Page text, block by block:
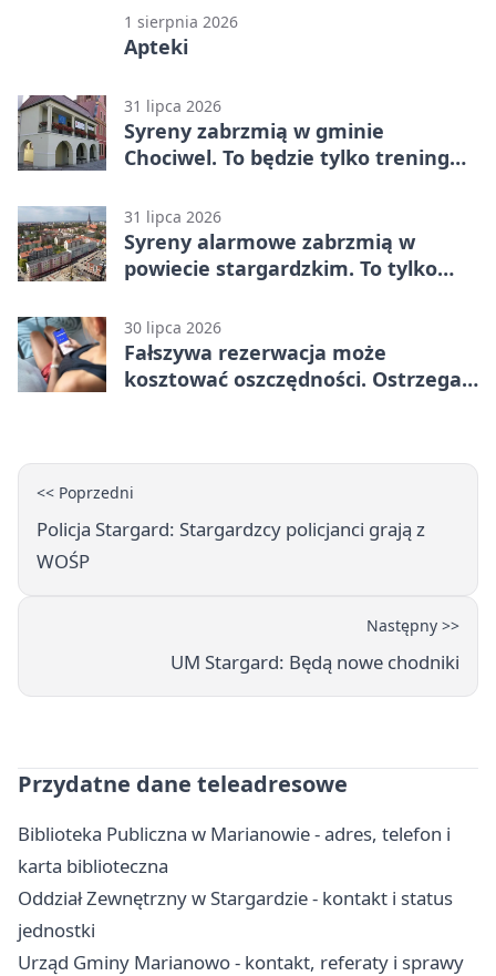
Stargard 3:3
1 sierpnia 2026
Apteki
31 lipca 2026
Syreny zabrzmią w gminie
Chociwel. To będzie tylko trening
31 lipca 2026
Syreny alarmowe zabrzmią w
powiecie stargardzkim. To tylko
30 lipca 2026
Fałszywa rezerwacja może
kosztować oszczędności. Ostrzega
<< Poprzedni
Policja Stargard: Stargardzcy policjanci grają z
WOŚP
Następny >>
UM Stargard: Będą nowe chodniki
Przydatne dane teleadresowe
Biblioteka Publiczna w Marianowie - adres, telefon i
karta biblioteczna
Oddział Zewnętrzny w Stargardzie - kontakt i status
jednostki
Urząd Gminy Marianowo - kontakt, referaty i sprawy